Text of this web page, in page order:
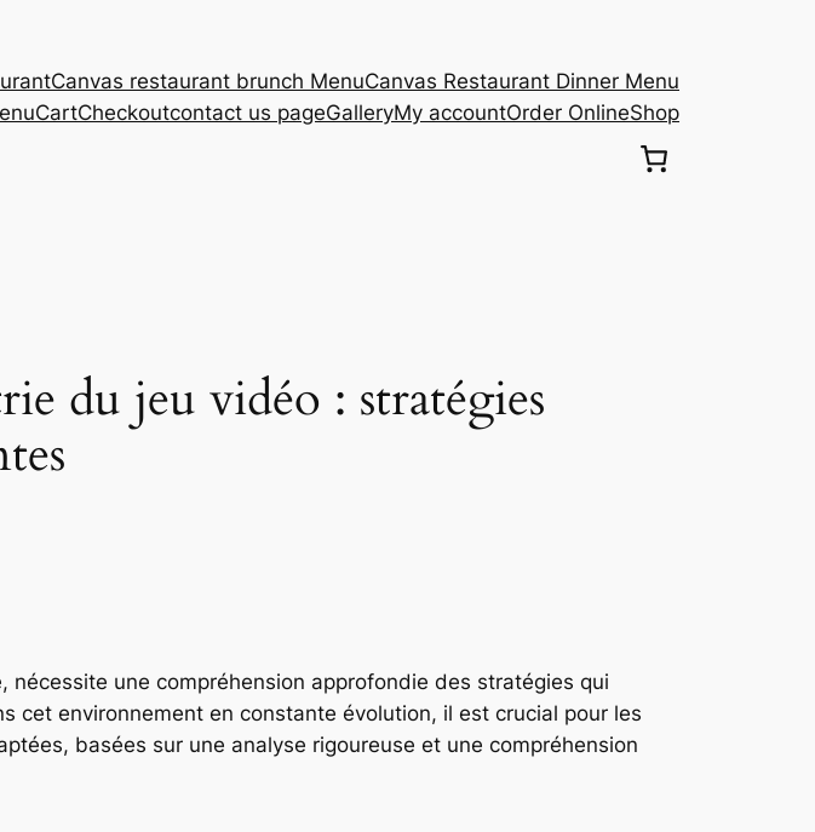
Canvas restaurant brunch MenuCanvas Restaurant Dinner Menu
CartCheckoutcontact us pageGalleryMy accountOrder OnlineShop
du jeu vidéo : stratégies
une compréhension approfondie des stratégies qui
cet environnement en constante évolution, il est crucial pour les
basées sur une analyse rigoureuse et une compréhension